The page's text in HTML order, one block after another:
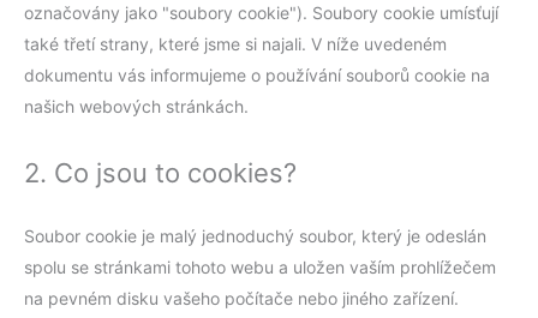
označovány jako "soubory cookie"). Soubory cookie umísťují
také třetí strany, které jsme si najali. V níže uvedeném
dokumentu vás informujeme o používání souborů cookie na
našich webových stránkách.
2. Co jsou to cookies?
Soubor cookie je malý jednoduchý soubor, který je odeslán
spolu se stránkami tohoto webu a uložen vaším prohlížečem
na pevném disku vašeho počítače nebo jiného zařízení.